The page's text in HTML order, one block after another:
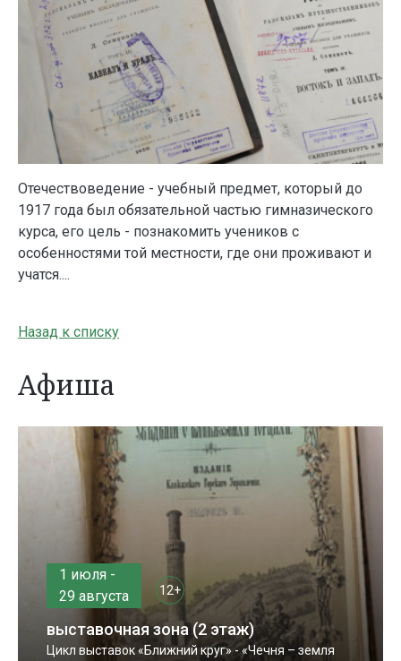
Отечествоведение - учебный предмет, который до
1917 года был обязательной частью гимназического
курса, его цель - познакомить учеников с
особенностями той местности, где они проживают и
учатся....
Назад к списку
Афиша
1 июля -
29 августа
12+
выставочная зона (2 этаж)
Цикл выставок «Ближний круг» - «Чечня – земля